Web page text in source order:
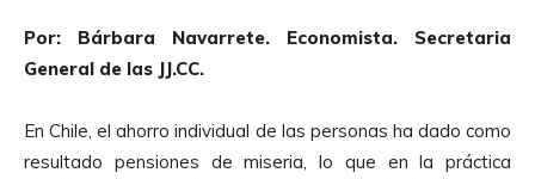
Por: Bárbara Navarrete. Economista. Secretaria
General de las JJ.CC.
En Chile, el ahorro individual de las personas ha dado como
resultado pensiones de miseria, lo que en la práctica